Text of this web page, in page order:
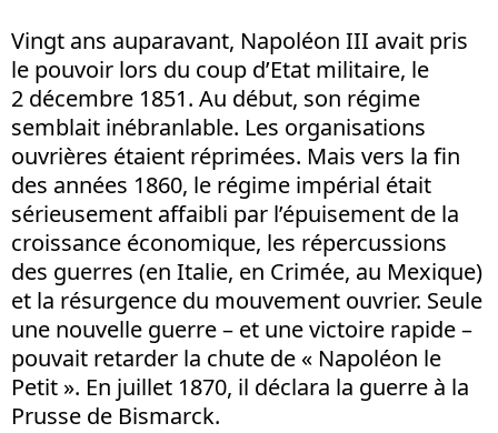
Vingt ans auparavant, Napoléon III avait pris
le pouvoir lors du coup d’Etat militaire, le
2 décembre 1851. Au début, son régime
semblait inébranlable. Les organisations
ouvrières étaient réprimées. Mais vers la fin
des années 1860, le régime impérial était
sérieusement affaibli par l’épuisement de la
croissance économique, les répercussions
des guerres (en Italie, en Crimée, au Mexique)
et la résurgence du mouvement ouvrier. Seule
une nouvelle guerre – et une victoire rapide –
pouvait retarder la chute de « Napoléon le
Petit ». En juillet 1870, il déclara la guerre à la
Prusse de Bismarck.